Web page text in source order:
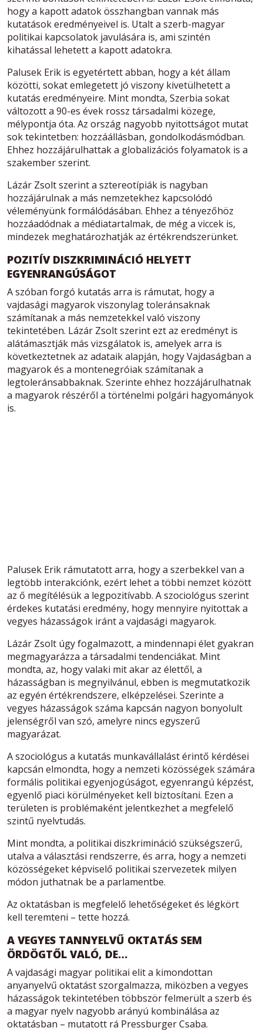
hogy a kapott adatok összhangban vannak más
kutatások eredményeivel is. Utalt a szerb-magyar
politikai kapcsolatok javulására is, ami szintén
kihatással lehetett a kapott adatokra.
Palusek Erik is egyetértett abban, hogy a két állam
közötti, sokat emlegetett jó viszony kivetülhetett a
kutatás eredményeire. Mint mondta, Szerbia sokat
változott a 90-es évek rossz társadalmi közege,
mélypontja óta. Az ország nagyobb nyitottságot mutat
sok tekintetben: hozzáállásban, gondolkodásmódban.
Ehhez hozzájárulhattak a globalizációs folyamatok is a
szakember szerint.
Lázár Zsolt szerint a sztereotípiák is nagyban
hozzájárulnak a más nemzetekhez kapcsolódó
véleményünk formálódásában. Ehhez a tényezőhöz
hozzáadódnak a médiatartalmak, de még a viccek is,
mindezek meghatározhatják az értékrendszerünket.
POZITÍV DISZKRIMINÁCIÓ HELYETT
EGYENRANGÚSÁGOT
A szóban forgó kutatás arra is rámutat, hogy a
vajdasági magyarok viszonylag toleránsaknak
számítanak a más nemzetekkel való viszony
tekintetében. Lázár Zsolt szerint ezt az eredményt is
alátámasztják más vizsgálatok is, amelyek arra is
következtetnek az adataik alapján, hogy Vajdaságban a
magyarok és a montenegróiak számítanak a
legtoleránsabbaknak. Szerinte ehhez hozzájárulhatnak
a magyarok részéről a történelmi polgári hagyományok
is.
Palusek Erik rámutatott arra, hogy a szerbekkel van a
legtöbb interakciónk, ezért lehet a többi nemzet között
az ő megítélésük a legpozitívabb. A szociológus szerint
érdekes kutatási eredmény, hogy mennyire nyitottak a
vegyes házasságok iránt a vajdasági magyarok.
Lázár Zsolt úgy fogalmazott, a mindennapi élet gyakran
megmagyarázza a társadalmi tendenciákat. Mint
mondta, az, hogy valaki mit akar az élettől, a
házasságban is megnyilvánul, ebben is megmutatkozik
az egyén értékrendszere, elképzelései. Szerinte a
vegyes házasságok száma kapcsán nagyon bonyolult
jelenségről van szó, amelyre nincs egyszerű
magyarázat.
A szociológus a kutatás munkavállalást érintő kérdései
kapcsán elmondta, hogy a nemzeti közösségek számára
formális politikai egyenjogúságot, egyenrangú képzést,
egyenlő piaci körülményeket kell biztosítani. Ezen a
területen is problémaként jelentkezhet a megfelelő
szintű nyelvtudás.
Mint mondta, a politikai diszkrimináció szükségszerű,
utalva a választási rendszerre, és arra, hogy a nemzeti
közösségeket képviselő politikai szervezetek milyen
módon juthatnak be a parlamentbe.
Az oktatásban is megfelelő lehetőségeket és légkört
kell teremteni – tette hozzá.
A VEGYES TANNYELVŰ OKTATÁS SEM
ÖRDÖGTŐL VALÓ, DE…
A vajdasági magyar politikai elit a kimondottan
anyanyelvű oktatást szorgalmazza, miközben a vegyes
házasságok tekintetében többször felmerült a szerb és
a magyar nyelv nagyobb arányú kombinálása az
oktatásban – mutatott rá Pressburger Csaba.